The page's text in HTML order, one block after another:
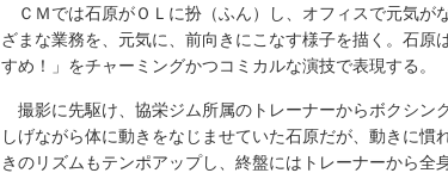
ＣＭでは石原がＯＬに扮（ふん）し、オフィスで元気が
ざまな業務を、元気に、前向きにこなす様子を描く。石原
すめ！」をチャーミングかつコミカルな演技で表現する。
撮影に先駆け、協栄ジム所属のトレーナーからボクシン
しげながら体に動きをなじませていた石原だが、動きに慣
きのリズムもテンポアップし、終盤にはトレーナーから全